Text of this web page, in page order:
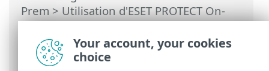
Prem>Utilisation d'ESET PROTECT On-
Prem>ESET PROTECT On-Prem Menu
principal
>Plus > Exporter les journaux
vers Syslog
Your account, your cookies
choice